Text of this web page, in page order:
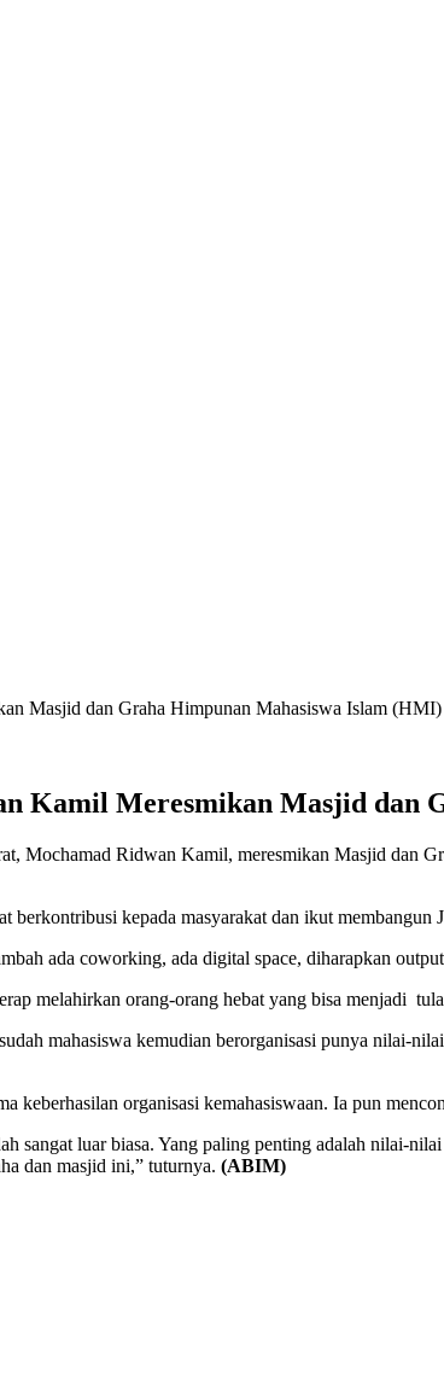
Masjid dan Graha Himpunan Mahasiswa Islam
Kamil Meresmikan Masjid dan
Mochamad Ridwan Kamil, meresmikan Masjid dan
kepada masyarakat dan ikut membangun
ada coworking, ada digital space, diharapkan
melahirkan orang-orang hebat yang bisa menjadi
mahasiswa kemudian berorganisasi punya nilai-
keberhasilan organisasi kemahasiswaan. Ia pun
sangat luar biasa. Yang paling penting adalah nilai-
dan masjid ini,” tuturnya. (ABIM)